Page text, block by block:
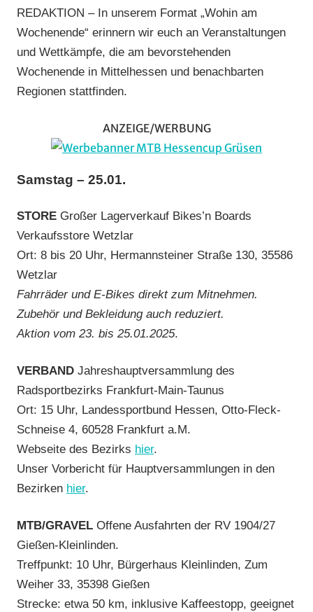
REDAKTION – In unserem Format „Wohin am
Wochenende“ erinnern wir euch an Veranstaltungen
und Wettkämpfe, die am bevorstehenden
Wochenende in Mittelhessen und benachbarten
Regionen stattfinden.
ANZEIGE/WERBUNG
Samstag – 25.01.
STORE Großer Lagerverkauf Bikes’n Boards
Verkaufsstore Wetzlar
Ort: 8 bis 20 Uhr, Hermannsteiner Straße 130, 35586
Wetzlar
Fahrräder und E-Bikes direkt zum Mitnehmen.
Zubehör und Bekleidung auch reduziert.
Aktion vom 23. bis 25.01.2025.
VERBAND Jahreshauptversammlung des
Radsportbezirks Frankfurt-Main-Taunus
Ort: 15 Uhr, Landessportbund Hessen, Otto-Fleck-
Schneise 4, 60528 Frankfurt a.M.
Webseite des Bezirks hier.
Unser Vorbericht für Hauptversammlungen in den
Bezirken hier.
MTB/GRAVEL Offene Ausfahrten der RV 1904/27
Gießen-Kleinlinden.
Treffpunkt: 10 Uhr, Bürgerhaus Kleinlinden, Zum
Weiher 33, 35398 Gießen
Strecke: etwa 50 km, inklusive Kaffeestopp, geeignet